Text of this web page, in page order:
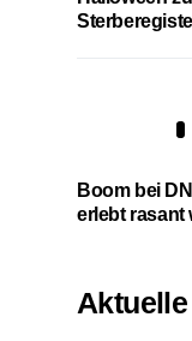
Boom bei
erlebt rasant